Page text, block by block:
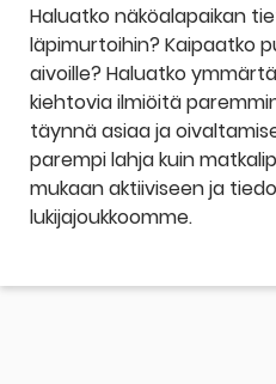
Haluatko näköalapaikan
läpimurtoihin? Kaipaatko
aivoille? Haluatko
kiehtovia ilmiöitä
täynnä asiaa ja
parempi lahja kuin
mukaan aktiiviseen ja
lukijajoukkoomme.